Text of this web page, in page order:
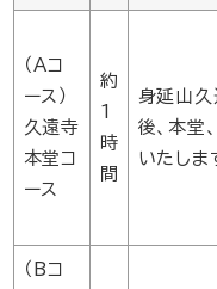
（Aコ
ース）
久遠寺
本堂コ
ース
約
1
時
間
身延山
後、本堂
いたしま
（Bコ